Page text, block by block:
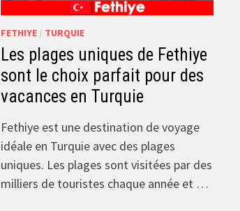
FETHIYE / TURQUIE
Les plages uniques de Fethiye
sont le choix parfait pour des
vacances en Turquie
Fethiye est une destination de voyage
idéale en Turquie avec des plages
uniques. Les plages sont visitées par des
milliers de touristes chaque année et …